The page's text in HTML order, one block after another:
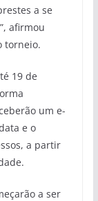
a se
afirmou
torneio.
19 de
um e-
e o
a partir
a ser